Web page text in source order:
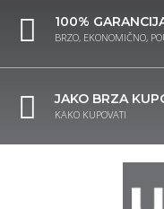
100%
BRZO, EKONOMIČNO,
JAKO BRZA
KAKO KUPOVATI